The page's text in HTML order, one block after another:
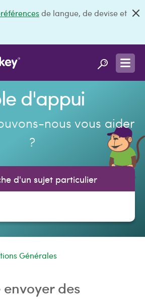
de langue, de devise et
d'appui
nous vous aider
?
d'un sujet particulier
Générales
envoyer des